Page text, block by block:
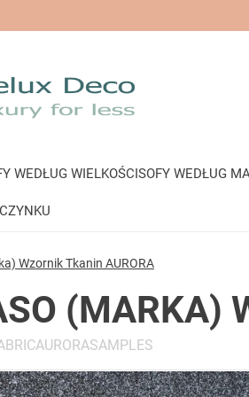
WEDŁUG WIELKOŚCISOFY WEDŁUG
Wzornik Tkanin AURORA
(MARKA)